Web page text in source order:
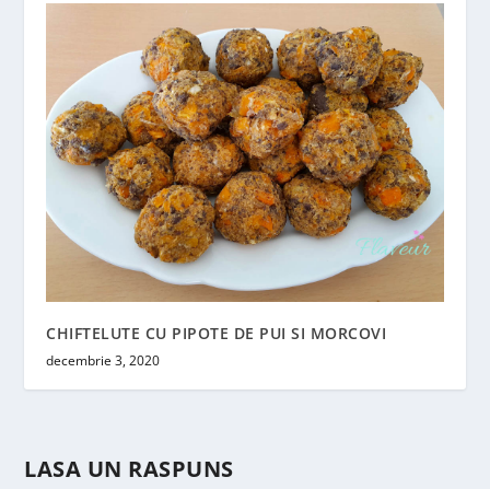
CHIFTELUTE CU PIPOTE DE PUI SI MORCOVI
decembrie 3, 2020
LASA UN RASPUNS